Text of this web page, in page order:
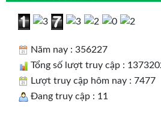
Năm nay : 356227
Tổng số lượt truy cập :
Lượt truy cập hôm nay : 7477
Đang truy cập : 11